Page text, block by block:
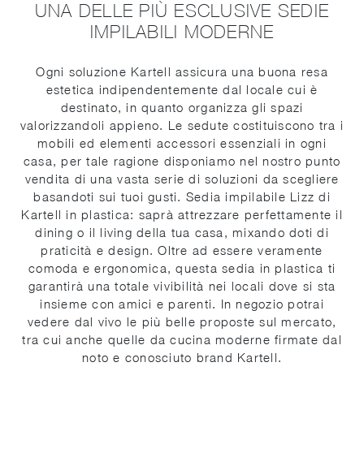
UNA DELLE PIÙ ESCLUSIVE SEDIE
IMPILABILI MODERNE
Ogni soluzione Kartell assicura una buona resa
estetica indipendentemente dal locale cui è
destinato, in quanto organizza gli spazi
valorizzandoli appieno. Le sedute costituiscono tra i
mobili ed elementi accessori essenziali in ogni
casa, per tale ragione disponiamo nel nostro punto
vendita di una vasta serie di soluzioni da scegliere
basandoti sui tuoi gusti. Sedia impilabile Lizz di
Kartell in plastica: saprà attrezzare perfettamente il
dining o il living della tua casa, mixando doti di
praticità e design. Oltre ad essere veramente
comoda e ergonomica, questa sedia in plastica ti
garantirà una totale vivibilità nei locali dove si sta
insieme con amici e parenti. In negozio potrai
vedere dal vivo le più belle proposte sul mercato,
tra cui anche quelle da cucina moderne firmate dal
noto e conosciuto brand Kartell.